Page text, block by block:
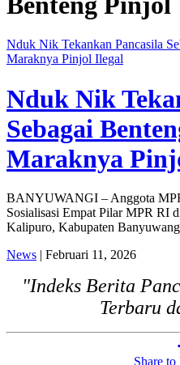
Nduk Nik Tekankan Pancasila
Maraknya Pinjol Ilegal
Nduk Nik
Sebagai
Maraknya
BANYUWANGI – Anggota
Sosialisasi Empat Pilar MPR RI
Kalipuro, Kabupaten
News | Februari 11, 2026
"Indeks Berita
Terbaru
Share